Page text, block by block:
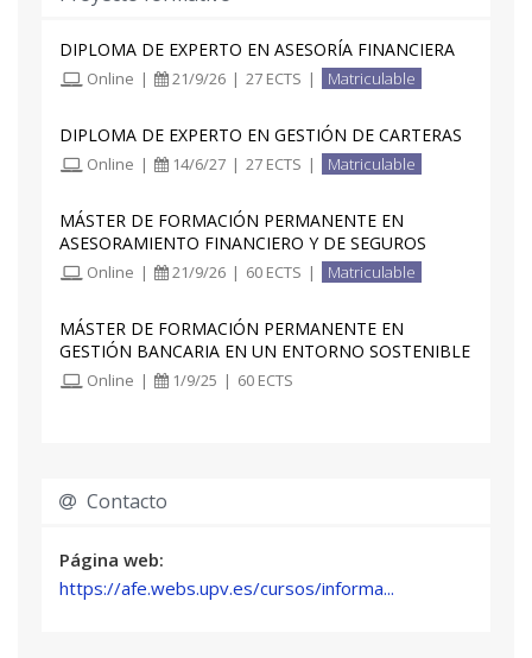
diseña un préstamo inmobiliario.
DIPLOMA DE EXPERTO EN ASESORÍA FINANCIERA
Online | 21/9/26 | 27 ECTS | Matriculable
DIPLOMA DE EXPERTO EN GESTIÓN DE CARTERAS
Online | 14/6/27 | 27 ECTS | Matriculable
MÁSTER DE FORMACIÓN PERMANENTE EN
ASESORAMIENTO FINANCIERO Y DE SEGUROS
Online | 21/9/26 | 60 ECTS | Matriculable
MÁSTER DE FORMACIÓN PERMANENTE EN
GESTIÓN BANCARIA EN UN ENTORNO SOSTENIBLE
Online | 1/9/25 | 60 ECTS
Contacto
Página web:
https://afe.webs.upv.es/cursos/informa...